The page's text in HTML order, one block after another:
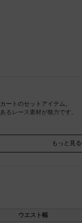
ートのセットアイテム。
るレース素材が魅力です。
み頂けます。
が可能です。
、ナイロン：42％
もっと見る
ウエスト幅